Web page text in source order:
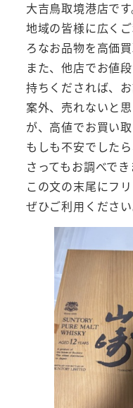
大吉鳥取境港店です
地域の皆様に広く
ろなお品物を高価
また、他店でお値
持ちくだされば、お
案外、売れないと
が、高値でお買い
もしも不安でした
さってもお調べでき
この文の末尾にフ
ぜひご利用ください